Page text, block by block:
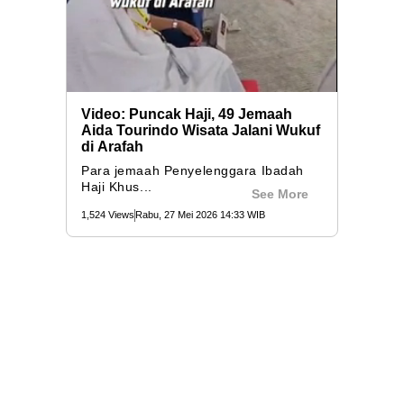
Video: Puncak Haji, 49 Jemaah
Aida Tourindo Wisata Jalani Wukuf
di Arafah
Para jemaah Penyelenggara Ibadah
Haji Khus...
See More
1,524 Views Rabu, 27 Mei 2026 14:33 WIB